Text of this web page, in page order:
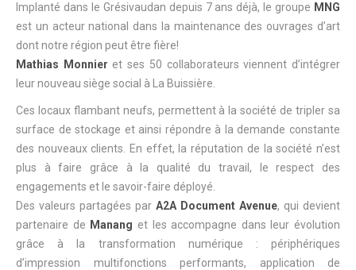
Implanté dans le Grésivaudan depuis 7 ans déjà, le groupe MNG
est un acteur national dans la maintenance des ouvrages d’art
dont notre région peut être fière!
Mathias Monnier et ses 50 collaborateurs viennent d’intégrer
leur nouveau siège social à La Buissière.
Ces locaux flambant neufs, permettent à la société de tripler sa
surface de stockage et ainsi répondre à la demande constante
des nouveaux clients. En effet, la réputation de la société n’est
plus à faire grâce à la qualité du travail, le respect des
engagements et le savoir-faire déployé.
Des valeurs partagées par A2A Document Avenue, qui devient
partenaire de Manang et les accompagne dans leur évolution
grâce à la transformation numérique : périphériques
d’impression multifonctions performants, application de